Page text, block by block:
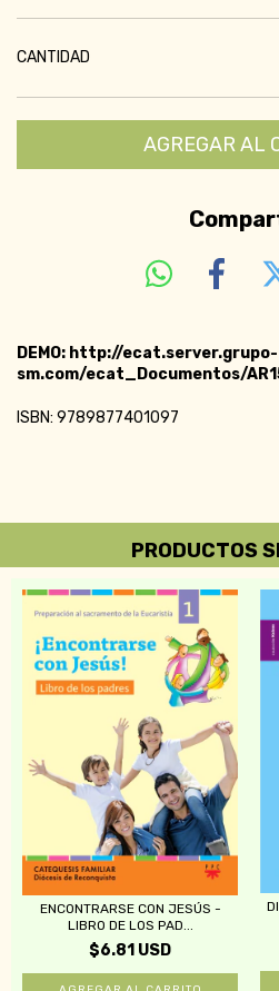
CANTIDAD
DEMO: http://ecat.server.grupo-
sm.com/ecat_Documentos/
ISBN: 9789877401097
PRODUCTOS
ENCONTRARSE CON JESÚS -
LIBRO DE LOS PAD...
$6.81 USD